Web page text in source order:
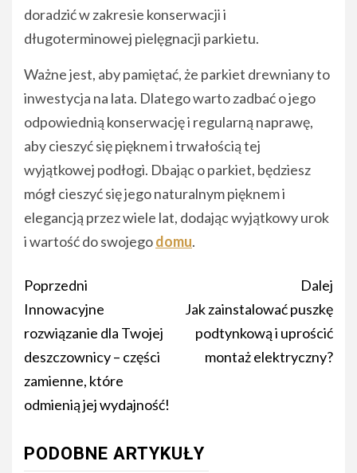
doradzić w zakresie konserwacji i
długoterminowej pielęgnacji parkietu.
Ważne jest, aby pamiętać, że parkiet drewniany to
inwestycja na lata. Dlatego warto zadbać o jego
odpowiednią konserwację i regularną naprawę,
aby cieszyć się pięknem i trwałością tej
wyjątkowej podłogi. Dbając o parkiet, będziesz
mógł cieszyć się jego naturalnym pięknem i
elegancją przez wiele lat, dodając wyjątkowy urok
i wartość do swojegodomu.
Nawigacja
wpisu
Poprzedni
Innowacyjne
rozwiązanie dla Twojej
deszczownicy – części
zamienne, które
odmienią jej wydajność!
Dalej
Jak zainstalować puszkę
podtynkową i uprościć
montaż elektryczny?
PODOBNE ARTYKUŁY